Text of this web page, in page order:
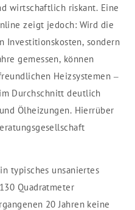
wirtschaftlich riskant. Eine
zeigt jedoch: Wird die
Investitionskosten, sondern
gemessen, können
Heizsystemen –
Durchschnitt deutlich
Ölheizungen. Hierrüber
typisches unsaniertes
Quadratmeter
20 Jahren keine